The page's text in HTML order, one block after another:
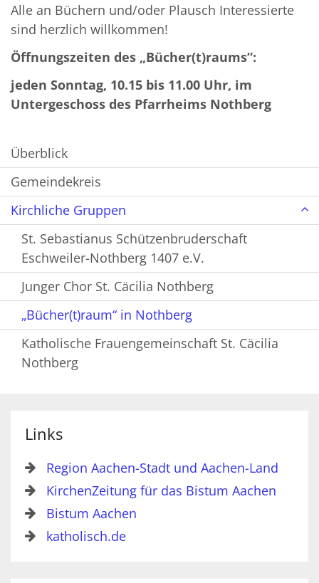
Alle an Büchern und/oder Plausch Interessierte
sind herzlich willkommen!
Öffnungszeiten des „Bücher(t)raums“:
jeden Sonntag, 10.15 bis 11.00 Uhr, im
Untergeschoss des Pfarrheims Nothberg
Überblick
Gemeindekreis
Kirchliche Gruppen
St. Sebastianus Schützenbruderschaft
Eschweiler-Nothberg 1407 e.V.
Junger Chor St. Cäcilia Nothberg
„Bücher(t)raum“ in Nothberg
Katholische Frauengemeinschaft St. Cäcilia
Nothberg
Links
Region Aachen-Stadt und Aachen-Land
KirchenZeitung für das Bistum Aachen
Bistum Aachen
katholisch.de